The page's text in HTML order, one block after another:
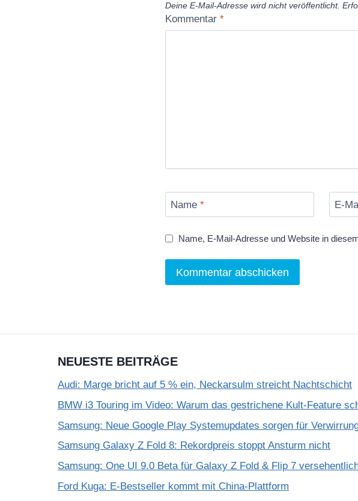
Deine E-Mail-Adresse wird nicht veröffentlicht.
Kommentar *
Name * E-
Name, E-Mail-Adresse und Website in
NEUESTE BEITRÄGE
Audi: Marge bricht auf 5 % ein, Neckarsulm streicht Nachtschicht
BMW i3 Touring im Video: Warum das gestrichene Kult-Feature
Samsung: Neue Google Play Systemupdates sorgen für
Samsung Galaxy Z Fold 8: Rekordpreis stoppt Ansturm nicht
Samsung: One UI 9.0 Beta für Galaxy Z Fold & Flip 7
Ford Kuga: E-Bestseller kommt mit China-Plattform